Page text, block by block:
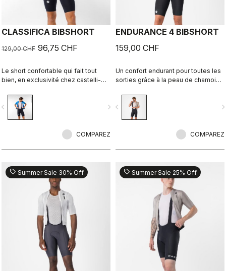
CLASSIFICA BIBSHORT
129,00 CHF 96,75 CHF
Le short confortable qui fait tout
bien, en exclusivité chez castelli-
navigate_next
COMPAREZ
ENDURANCE 4 BIBSHORT
159,00 CHF
Un confort endurant pour toutes les
sorties grâce à la peau de chamois
navigate_before
COMPAREZ
sell Summer Sale 30% Off sell Summer Sale 25% Off